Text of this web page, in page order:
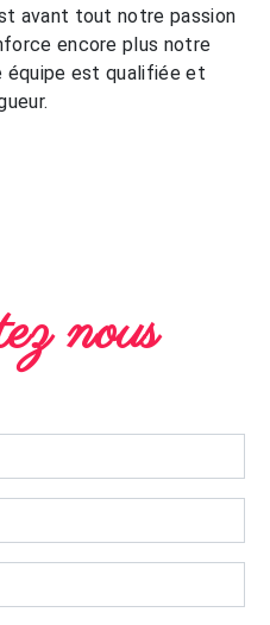
avant tout notre passion
encore plus notre
équipe est qualifiée et
nous